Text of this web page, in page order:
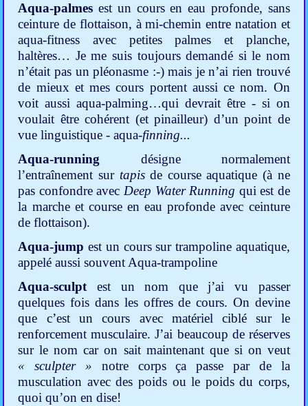
Aqua-palmes est un cours en eau profonde, sans
ceinture de flottaison, à mi-chemin entre natation et
aqua-fitness avec petites palmes et planche,
haltères… Je me suis toujours demandé si le nom
n’était pas un pléonasme :-) mais je n’ai rien trouvé
de mieux et mes cours portent aussi ce nom. On
voit aussi aqua-palming…qui devrait être - si on
voulait être cohérent (et pinailleur) d’un point de
vue linguistique - aqua-finning...
Aqua-running désigne normalement
l’entraînement sur tapisde course aquatique (à ne
pas confondre avec Deep Water Running qui est de
la marche et course en eau profonde avec ceinture
de flottaison).
Aqua-jumpest un cours sur trampoline aquatique,
appelé aussi souvent Aqua-trampoline
Aqua-sculptest un nom que j’ai vu passer
quelques fois dans les offres de cours. On devine
que c’est un cours avec matériel ciblé sur le
renforcement musculaire. J’ai beaucoup de réserves
sur le nom car on sait maintenant que si on veut
« sculpter » notre corps ça passe par de la
musculation avec des poids ou le poids du corps,
quoi qu’on en dise!